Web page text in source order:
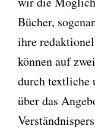
Bücher,
ihre
können auf
durch textliche
über das